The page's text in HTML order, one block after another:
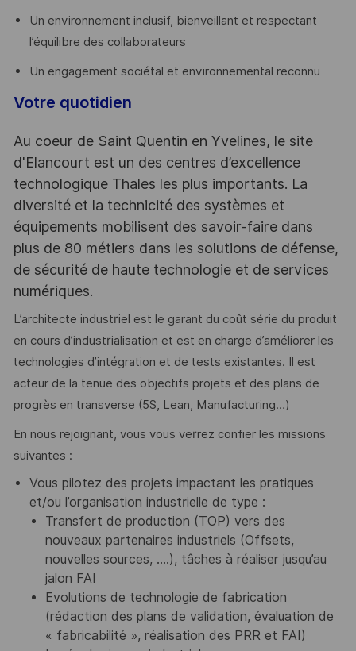
Un environnement inclusif, bienveillant et respectant
l’équilibre des collaborateurs
Un engagement sociétal et environnemental reconnu
Votre quotidien
Au coeur de Saint Quentin en Yvelines, le site
d'Elancourt est un des centres d’excellence
technologique Thales les plus importants. La
diversité et la technicité des systèmes et
équipements mobilisent des savoir-faire dans
plus de 80 métiers dans les solutions de défense,
de sécurité de haute technologie et de services
numériques.
L’architecte industriel est le garant du coût série du produit
en cours d’industrialisation et est en charge d’améliorer les
technologies d’intégration et de tests existantes. Il est
acteur de la tenue des objectifs projets et des plans de
progrès en transverse (5S, Lean, Manufacturing…)
En nous rejoignant, vous vous verrez confier les missions
suivantes :
Vous pilotez des projets impactant les pratiques
et/ou l’organisation industrielle de type :
Transfert de production (TOP) vers des
nouveaux partenaires industriels (Offsets,
nouvelles sources, ….), tâches à réaliser jusqu’au
jalon FAI
Evolutions de technologie de fabrication
(rédaction des plans de validation, évaluation de
« fabricabilité », réalisation des PRR et FAI)